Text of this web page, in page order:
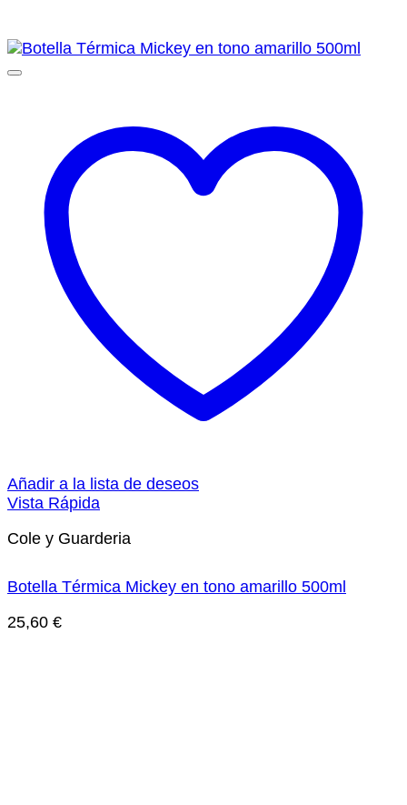
Añadir a la lista de deseos
Vista Rápida
Cole y Guarderia
Botella Térmica Mickey en tono amarillo 500ml
25,60 €